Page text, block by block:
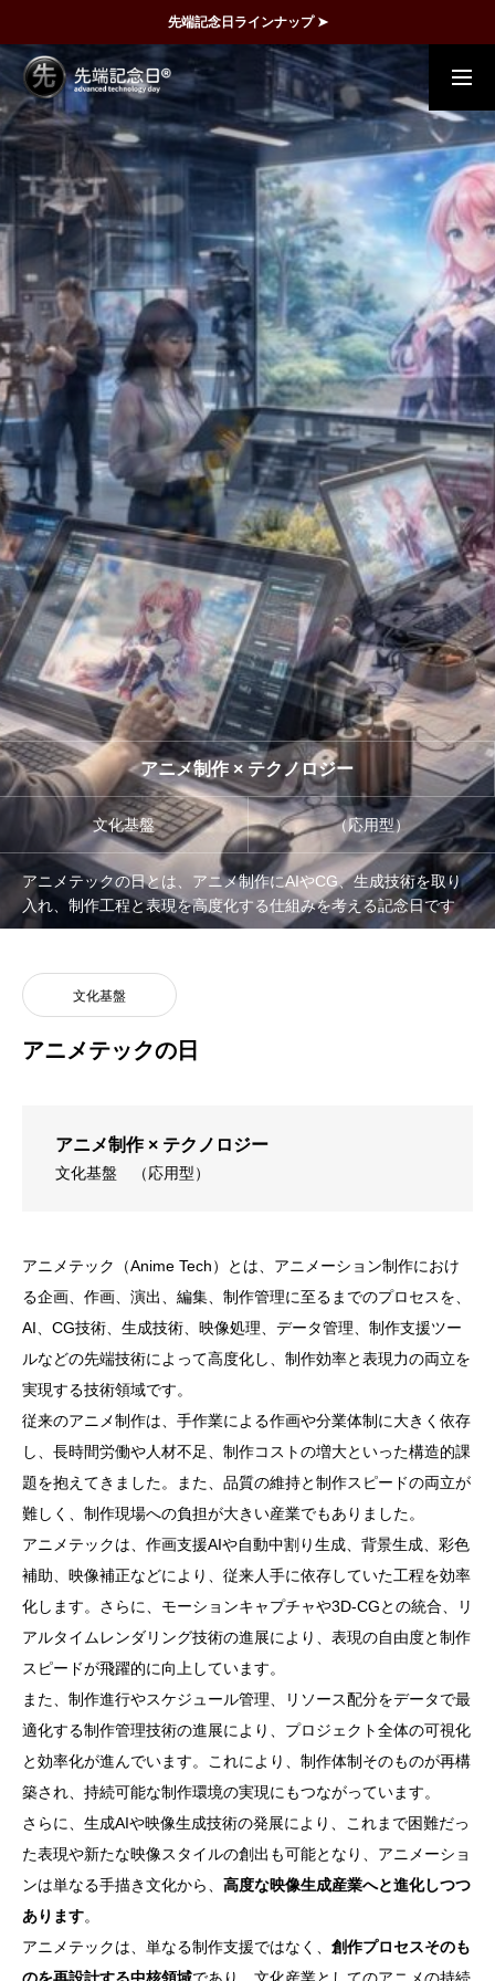
先端記念日ラインナップ ➤
概要 事例 FAQ
動画で理解
記念日一覧
メディア掲載
運営団体
管理団体
協議会
アニメ制作 × テクノロジー
文化基盤 （応用型）
アニメテックの日とは、アニメ制作にAIやCG、生成技術を取り
入れ、制作工程と表現を高度化する仕組みを考える記念日です
文化基盤
アニメテックの日
アニメ制作 × テクノロジー
文化基盤 （応用型）
アニメテック（Anime Tech）とは、アニメーション制作におけ
る企画、作画、演出、編集、制作管理に至るまでのプロセスを、
AI、CG技術、生成技術、映像処理、データ管理、制作支援ツー
ルなどの先端技術によって高度化し、制作効率と表現力の両立を
実現する技術領域です。
従来のアニメ制作は、手作業による作画や分業体制に大きく依存
し、長時間労働や人材不足、制作コストの増大といった構造的課
題を抱えてきました。また、品質の維持と制作スピードの両立が
難しく、制作現場への負担が大きい産業でもありました。
アニメテックは、作画支援AIや自動中割り生成、背景生成、彩色
補助、映像補正などにより、従来人手に依存していた工程を効率
化します。さらに、モーションキャプチャや3D-CGとの統合、リ
アルタイムレンダリング技術の進展により、表現の自由度と制作
スピードが飛躍的に向上しています。
また、制作進行やスケジュール管理、リソース配分をデータで最
適化する制作管理技術の進展により、プロジェクト全体の可視化
と効率化が進んでいます。これにより、制作体制そのものが再構
築され、持続可能な制作環境の実現にもつながっています。
さらに、生成AIや映像生成技術の発展により、これまで困難だっ
た表現や新たな映像スタイルの創出も可能となり、アニメーショ
ンは単なる手描き文化から、 高度な映像生成産業へと進化しつつ
あります。
アニメテックは、単なる制作支援ではなく、 創作プロセスそのも